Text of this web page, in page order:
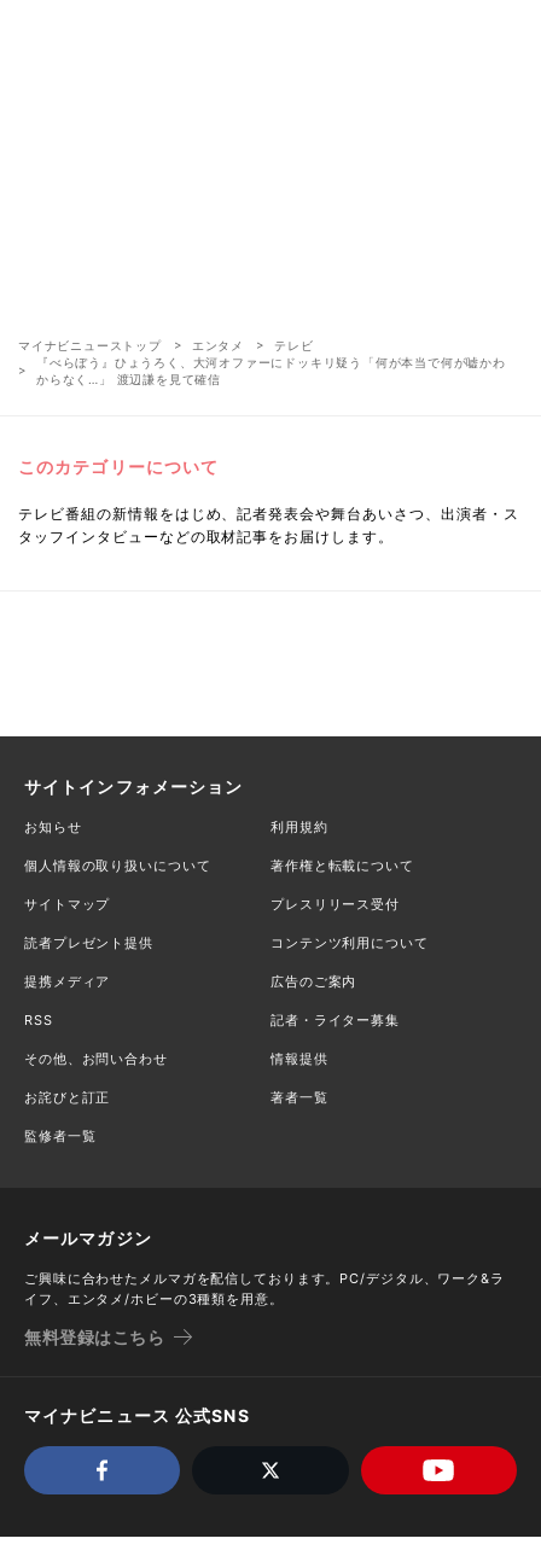
マイナビニューストップ エンタメ
テレビ
『べらぼう』ひょうろく、大河オファーにドッキリ疑う「何が本当で何が嘘かわ
からなく…」 渡辺謙を見て確信
このカテゴリーについて
テレビ番組の新情報をはじめ、記者発表会や舞台あいさつ、出演者・ス
タッフインタビューなどの取材記事をお届けします。
サイトインフォメーション
お知らせ 利用規約
個人情報の取り扱いについて 著作権と転載について
サイトマップ プレスリリース受付
読者プレゼント提供 コンテンツ利用について
提携メディア 広告のご案内
RSS 記者・ライター募集
その他、お問い合わせ 情報提供
お詫びと訂正 著者一覧
監修者一覧
メールマガジン
ご興味に合わせたメルマガを配信しております。PC/デジタル、ワーク&ラ
イフ、エンタメ/ホビーの3種類を用意。
無料登録はこちら
マイナビニュース 公式SNS